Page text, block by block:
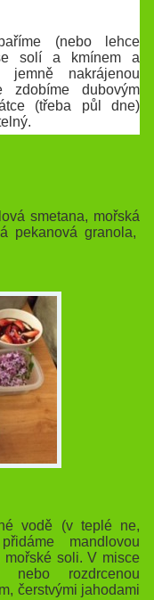
(nebo lehce
solí a kmínem a
jemně nakrájenou
dubovým
(třeba půl dne)
smetana, mořská
pekanová granola,
vodě (v teplé ne,
mandlovou
mořské soli. V misce
nebo rozdrcenou
čerstvými jahodami